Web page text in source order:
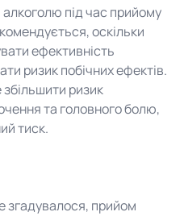
під час прийому
оскільки
ефективність
ризик побічних ефектів.
ризик
та головного болю,
тиск.
згадувалося, прийом